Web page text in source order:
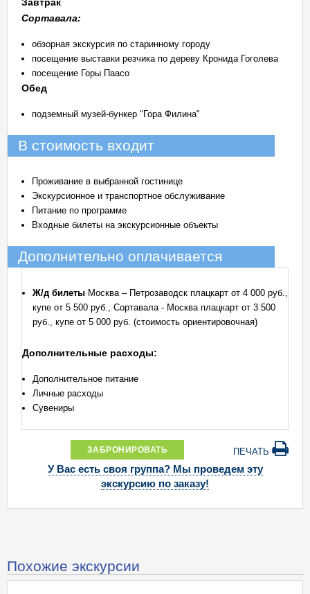
Сортавала:
обзорная экскурсия по старинному городу
посещение выставки резчика по дереву Кронида Гоголева
посещение Горы Паасо
Обед
подземный музей-бункер "Гора Филина"
В стоимость входит
Проживание в выбранной гостинице
Экскурсионное и транспортное обслуживание
Питание по программе
Входные билеты на экскурсионные объекты
Дополнительно оплачивается
Ж/д билеты Москва – Петрозаводск плацкарт от 4 000 руб.,
купе от 5 500 руб., Сортавала - Москва плацкарт от 3 500
руб., купе от 5 000 руб. (стоимость ориентировочная)
Дополнительные расходы:
Дополнительное питание
Личные расходы
Сувениры
ЗАБРОНИРОВАТЬ ПЕЧАТЬ
У Вас есть своя группа? Мы проведем эту
экскурсию по заказу!
Похожие экскурсии